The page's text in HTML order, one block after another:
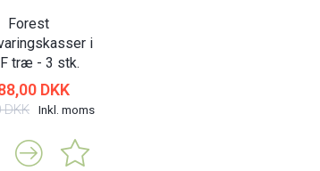
Forest
i
træ - 3 stk.
DKK
DKK Inkl. moms